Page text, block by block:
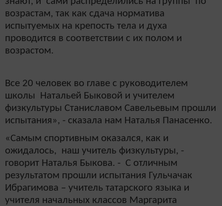
возрастам, так как сдача норматива
испытуемых на крепость тела и духа
проводится в соответствии с их полом и
возрастом.
Все 20 человек во главе с руководителем
школы Натальей Быковой и учителем
физкультуры Станиславом Савельевым прошли
испытания», - сказала нам Наталья Панасенко.
«Самым спортивным оказался, как и
ожидалось, наш учитель физкультуры, -
говорит Наталья Быкова. - С отличным
результатом прошли испытания Гульчачак
Ибрагимова – учитель татарского языка и
учителя начальных классов Маргарита